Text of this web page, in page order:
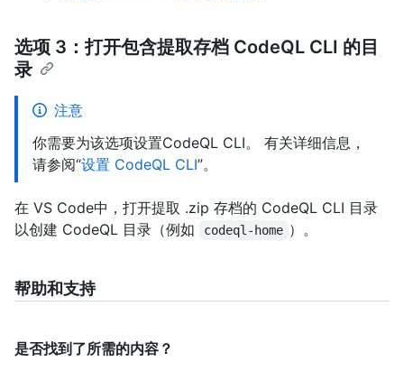
选项 3：打开包含提取存档 CodeQL CLI 的目
录
注意
你需要为该选项设置CodeQL CLI。 有关详细信息，
请参阅“设置 CodeQL CLI”。
在 VS Code中，打开提取 .zip 存档的 CodeQL CLI 目录
以创建 CodeQL 目录（例如
codeql-home ）。
帮助和支持
是否找到了所需的内容？